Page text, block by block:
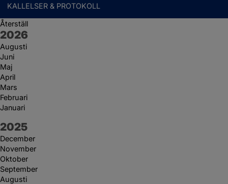
KALLELSER & PROTOKOLL
Återställ
År:
2026
Augusti
Juni
Maj
April
Mars
Februari
Januari
År:
2025
December
November
Oktober
September
Augusti